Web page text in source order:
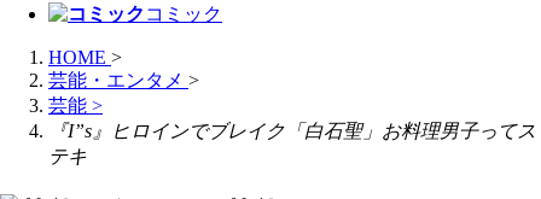
コミック
HOME >
芸能・エンタメ >
芸能 >
『I”s』ヒロインでブレイク「白石聖」お料理男子ってス
テキ